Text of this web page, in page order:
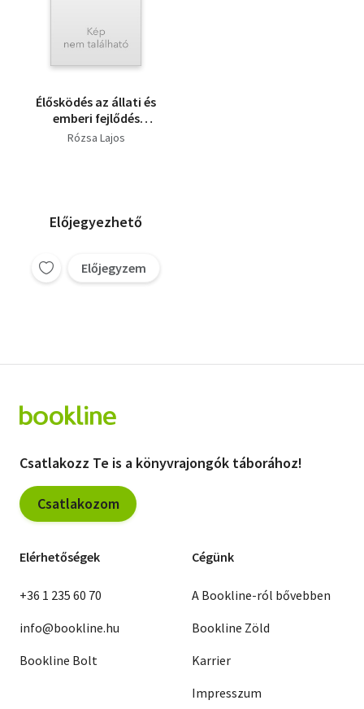
Élősködés az állati és
emberi fejlődés
motorja
Rózsa Lajos
Előjegyezhető
Előjegyzem
Csatlakozz Te is a könyvrajongók táborához!
Csatlakozom
Elérhetőségek
+36 1 235 60 70
info@bookline.hu
Bookline Bolt
Cégünk
A Bookline-ról bővebben
Bookline Zöld
Karrier
Impresszum